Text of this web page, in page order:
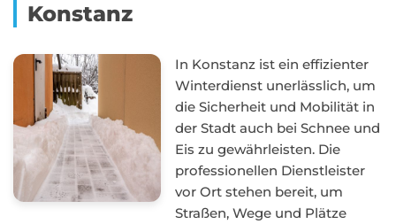
Konstanz
In Konstanz ist ein effizienter
Winterdienst unerlässlich, um
die Sicherheit und Mobilität in
der Stadt auch bei Schnee und
Eis zu gewährleisten. Die
professionellen Dienstleister
vor Ort stehen bereit, um
Straßen, Wege und Plätze